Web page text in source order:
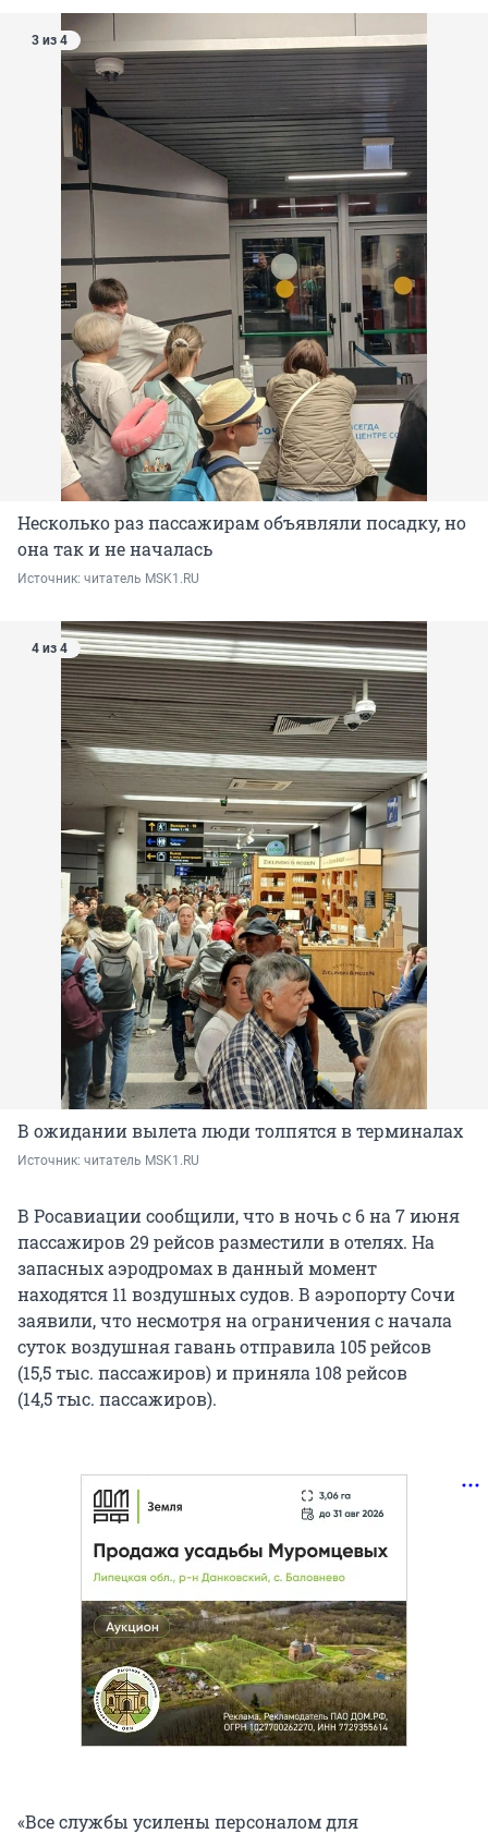
3 из 4
Несколько раз пассажирам объявляли посадку, но
она так и не началась
Источник: читатель MSK1.RU
4 из 4
В ожидании вылета люди толпятся в терминалах
Источник: читатель MSK1.RU
В Росавиации сообщили, что в ночь с 6 на 7 июня
пассажиров 29 рейсов разместили в отелях. На
запасных аэродромах в данный момент
находятся 11 воздушных судов. В аэропорту Сочи
заявили, что несмотря на ограничения с начала
суток воздушная гавань отправила 105 рейсов
(15,5 тыс. пассажиров)и приняла 108 рейсов
(14,5 тыс. пассажиров).
«Все службы усилены персоналом для